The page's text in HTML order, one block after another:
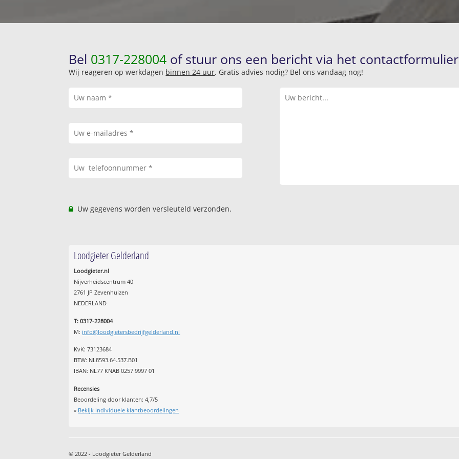
Bel 0317-228004 of stuur ons een bericht via het
Wij reageren op werkdagen binnen 24 uur. Gratis advies nodig? Bel ons vandaag nog!
Uw gegevens worden versleuteld verzonden.
Loodgieter Gelderland
Loodgieter.nl
Nijverheidscentrum 40
2761 JP Zevenhuizen
NEDERLAND
T: 0317-228004
M: info@loodgietersbedrijfgelderland.nl
KvK: 73123684
BTW: NL8593.64.537.B01
IBAN: NL77 KNAB 0257 9997 01
Recensies
Beoordeling door klanten:4,7/5
» Bekijk individuele klantbeoordelingen
© 2022 - Loodgieter Gelderland